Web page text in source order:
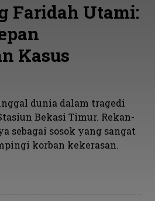
Faridah Utami:
Kasus
dunia dalam tragedi
Bekasi Timur. Rekan-
sebagai sosok yang sangat
korban kekerasan.